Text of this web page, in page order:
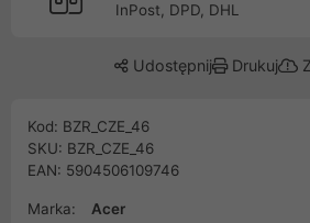
InPost, DPD, DHL
Udostępnij Drukuj
Kod: BZR_CZE_46
SKU: BZR_CZE_46
EAN: 5904506109746
Marka:
Acer